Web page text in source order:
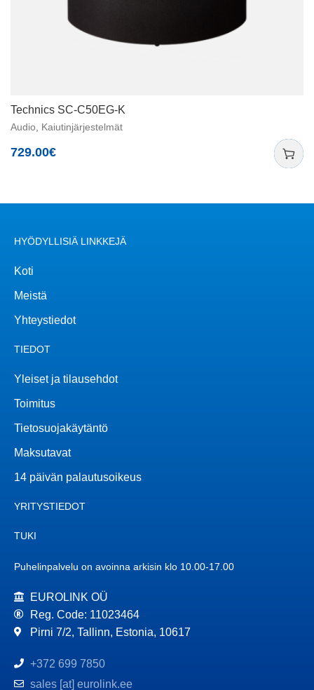
Technics SC-C50EG-K
Audio Kaiutinjärjestelmät
729.00€
HYÖDYLLISIÄ LINKKEJÄ
Koti
Meistä
Yhteystiedot
TIEDOT
Yleiset ja tilausehdot
Toimitus
Tietosuojakäytäntö
Maksutavat
14 päivän palautusoikeus
YRITYSTIEDOT
TUKI
Puhelinpalvelu on avoinna arkisin klo 10.00-17.00
EUROLINK OÜ
Reg. Code: 11023464
Pirni 7/2, Tallinn, Estonia, 10617
+372 699 7850
sales [at] eurolink.ee